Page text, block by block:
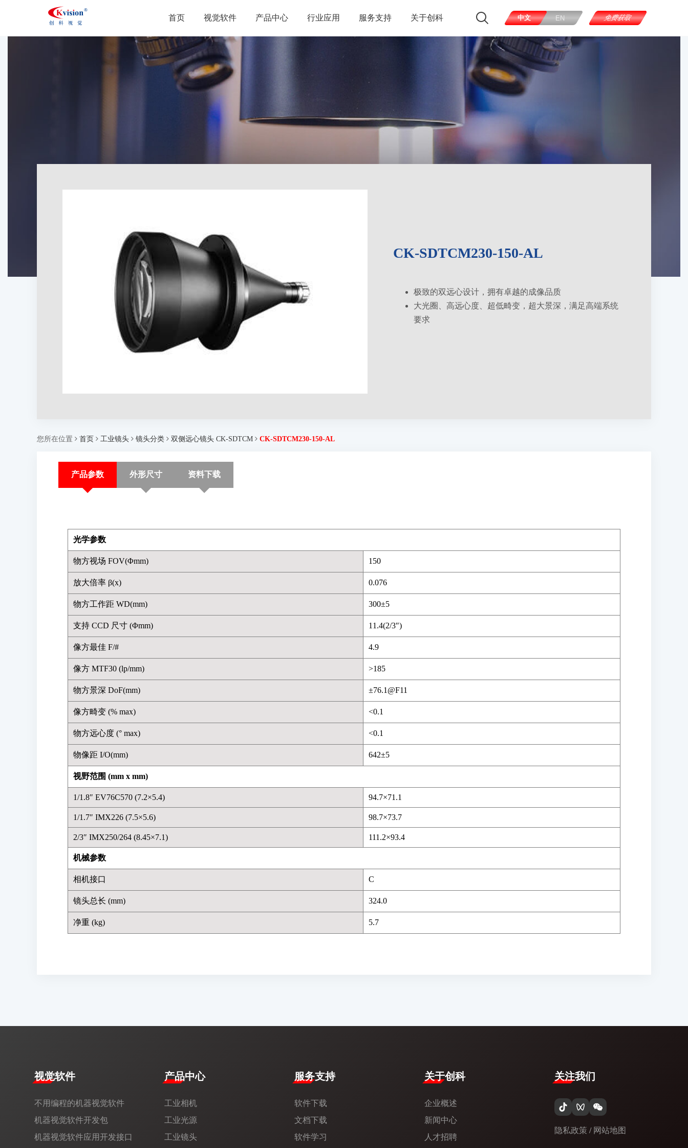
首页 视觉软件 产品中心 行业应用 服务支持 关于创科 中文 EN 免费获取
CK-SDTCM230-150-AL
极致的双远心设计，拥有卓越的成像品质
大光圈、高远心度、超低畸变，超大景深，满足高端系统
要求
您所在位置 首页 工业镜头 镜头分类 双侧远心镜头 CK-SDTCM CK-SDTCM230-150-AL
产品参数 外形尺寸 资料下载
光学参数
物方视场 FOV(Φmm) 150
放大倍率 β(x) 0.076
物方工作距 WD(mm) 300±5
支持 CCD 尺寸 (Φmm) 11.4(2/3″)
像方最佳 F/# 4.9
像方 MTF30 (lp/mm) >185
物方景深 DoF(mm) ±76.1@F11
像方畸变 (% max) <0.1
物方远心度 (° max) <0.1
物像距 I/O(mm) 642±5
视野范围 (mm x mm)
1/1.8″ EV76C570 (7.2×5.4) 94.7×71.1
1/1.7″ IMX226 (7.5×5.6) 98.7×73.7
2/3″ IMX250/264 (8.45×7.1) 111.2×93.4
机械参数
相机接口 C
镜头总长 (mm) 324.0
净重 (kg) 5.7
视觉软件
不用编程的机器视觉软件
机器视觉软件开发包
机器视觉软件应用开发接口
产品中心
工业相机
工业光源
工业镜头
服务支持
软件下载
文档下载
软件学习
​关于创科​
企业概述
新闻中心​
人才招聘
关注我们
隐私政策 / 网站地图